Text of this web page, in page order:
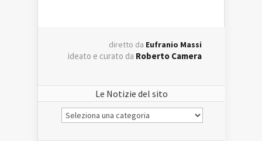
diretto da Eufranio Massi
ideato e curato da Roberto Camera
Le Notizie del sito
Le
Notizie